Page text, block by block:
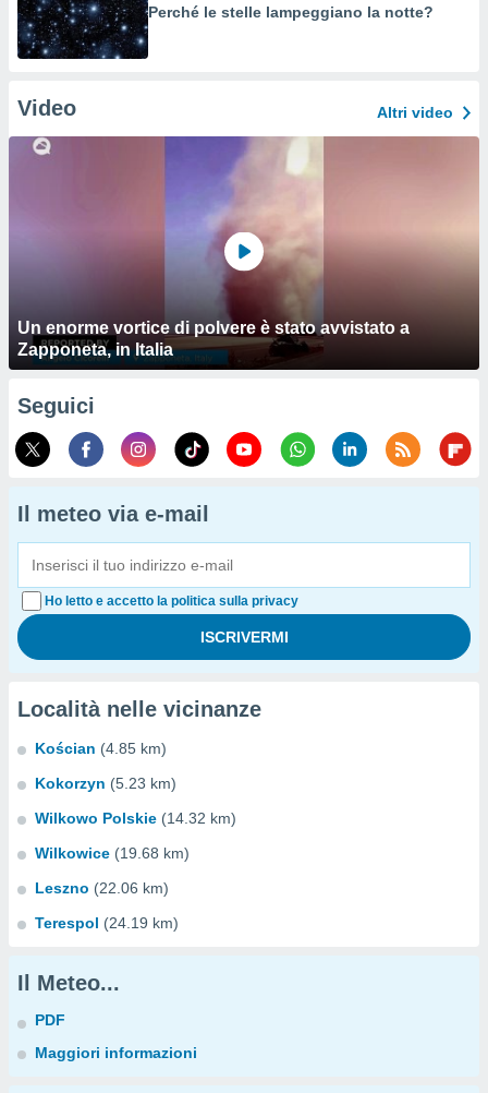
Perché le stelle lampeggiano la notte?
Video Altri video
Un enorme vortice di polvere è stato avvistato a
Zapponeta, in Italia
Seguici
Il meteo via e-mail
Ho letto e accetto la politica sulla privacy
Località nelle vicinanze
Kościan (4.85 km)
Kokorzyn (5.23 km)
Wilkowo Polskie (14.32 km)
Wilkowice (19.68 km)
Leszno (22.06 km)
Terespol (24.19 km)
Il Meteo...
PDF
Maggiori informazioni